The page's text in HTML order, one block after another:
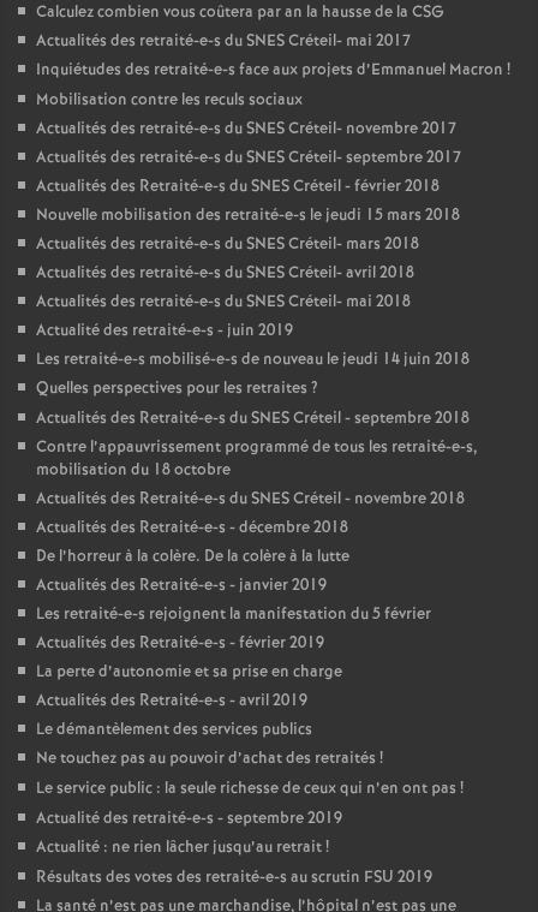
Calculez combien vous coûtera par an la hausse de la CSG
Actualités des retraité-e-s duSNESCréteil- mai 2017
Inquiétudes des retraité-e-s face aux projets d’Emmanuel Macron !
Mobilisation contre les reculs sociaux
Actualités des retraité-e-s duSNESCréteil- novembre 2017
Actualités des retraité-e-s duSNESCréteil- septembre 2017
Actualités des Retraité-e-s duSNESCréteil - février 2018
Nouvelle mobilisation des retraité-e-s le jeudi 15 mars 2018
Actualités des retraité-e-s duSNESCréteil- mars 2018
Actualités des retraité-e-s duSNESCréteil- avril 2018
Actualités des retraité-e-s duSNESCréteil- mai 2018
Actualité des retraité-e-s - juin 2019
Les retraité-e-s mobilisé-e-s de nouveau le jeudi 14 juin 2018
Quelles perspectives pour les retraites ?
Actualités des Retraité-e-s duSNESCréteil - septembre 2018
Contre l’appauvrissement programmé de tous les retraité-e-s,
mobilisation du 18 octobre
Actualités des Retraité-e-s duSNESCréteil - novembre 2018
Actualités des Retraité-e-s - décembre 2018
De l’horreur à la colère. De la colère à la lutte
Actualités des Retraité-e-s - janvier 2019
Les retraité-e-s rejoignent la manifestation du 5 février
Actualités des Retraité-e-s - février 2019
La perte d’autonomie et sa prise en charge
Actualités des Retraité-e-s - avril 2019
Le démantèlement des services publics
Ne touchez pas au pouvoir d’achat des retraités !
Le service public : la seule richesse de ceux qui n’en ont pas !
Actualité des retraité-e-s - septembre 2019
Actualité : ne rien lâcher jusqu’au retrait!
Résultats des votes des retraité-e-s au scrutin FSU 2019
La santé n’est pas une marchandise, l’hôpital n’est pas une